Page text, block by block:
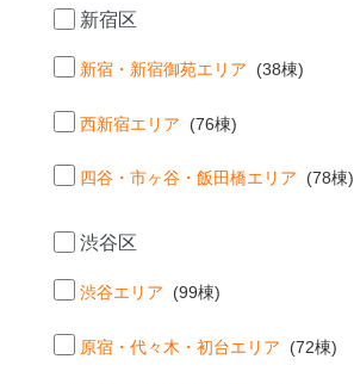
新宿区
新宿・新宿御苑エリア (38棟)
西新宿エリア (76棟)
四谷・市ヶ谷・飯田橋エリア (78棟)
渋谷区
渋谷エリア (99棟)
原宿・代々木・初台エリア (72棟)